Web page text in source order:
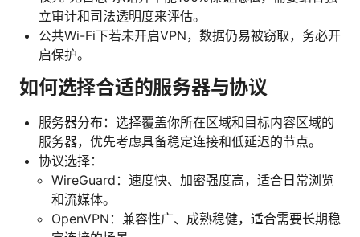
立审计和司法透明度来评估。
公共Wi-Fi下若未开启VPN，数据仍易被窃取，务必开
启保护。
如何选择合适的服务器与协议
服务器分布：选择覆盖你所在区域和目标内容区域的
服务器，优先考虑具备稳定连接和低延迟的节点。
协议选择：
WireGuard：速度快、加密强度高，适合日常浏览
和流媒体。
OpenVPN：兼容性广、成熟稳健，适合需要长期稳